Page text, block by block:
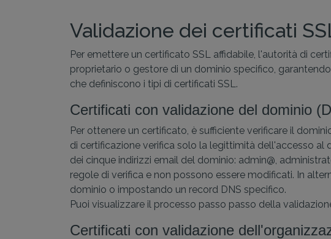
Validazione dei certificati
Per emettere un certificato SSL affidabile, l'autorità di
proprietario o gestore di un dominio specifico,
che definiscono i tipi di certificati SSL.
Certificati con validazione del dominio
Per ottenere un certificato, è sufficiente verificare il
di certificazione verifica solo la legittimità dell'accesso al
dei cinque indirizzi email del dominio: admin@,
regole di verifica e non possono essere modificati. In
dominio o impostando un record DNS specifico.
Puoi visualizzare il processo passo passo della
Certificati con validazione